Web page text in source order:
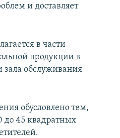
и доставляет
в части
продукции в
зала обслуживания
обусловлено тем,
до 45 квадратных